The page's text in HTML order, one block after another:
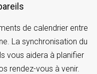
de calendrier entre
La synchronisation du
vous aidera à planifier
rendez-vous à venir.